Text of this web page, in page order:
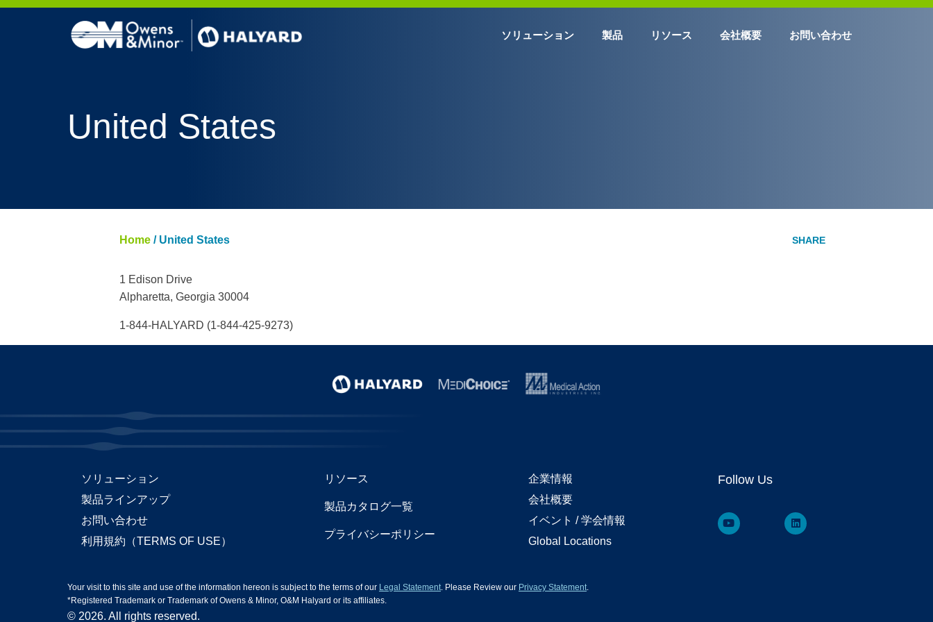
Skip to content
ソリューション 製品 リソース 会社概要 お問い合わせ
United States
Home / United States
1 Edison Drive
Alpharetta, Georgia 30004
1-844-HALYARD (1-844-425-9273)
ソリューション
製品ラインアップ
お問い合わせ
利用規約（TERMS OF USE）
リソース
製品カタログ一覧
プライバシーポリシー
企業情報
会社概要
イベント / 学会情報
Global Locations
Follow Us
Your visit to this site and use of the information hereon is subject to the terms of our Legal Statement. Please Review our Privacy Statement.
*Registered Trademark or Trademark of Owens & Minor, O&M Halyard or its affiliates.
© 2026. All rights reserved.